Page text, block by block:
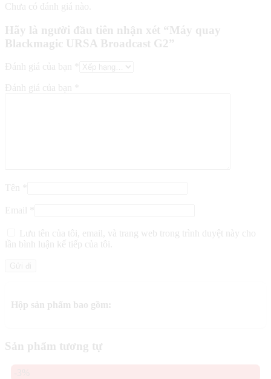
Chưa có đánh giá nào.
Hãy là người đầu tiên nhận xét “Máy quay
Blackmagic URSA Broadcast G2”
Đánh giá của bạn
Đánh giá của bạn
Tên
Email
Lưu tên của tôi, email, và trang web trong trình duyệt này cho
lần bình luận kế tiếp của tôi.
Hộp sản phẩm bao gồm:
Sản phẩm tương tự